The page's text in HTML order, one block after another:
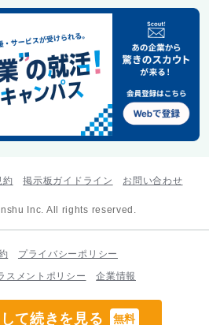
て続きを見る 無料
約 掲示板ガイドライン お問い合わせ
Inc. All rights reserved.
プライバシーポリシー
スメントポリシー
企業情報